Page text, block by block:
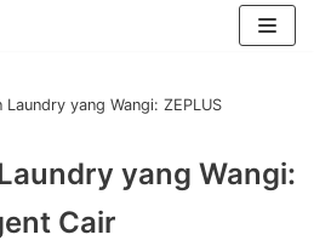
Laundry yang Wangi: ZEPLUS
yang Wangi:
Cair